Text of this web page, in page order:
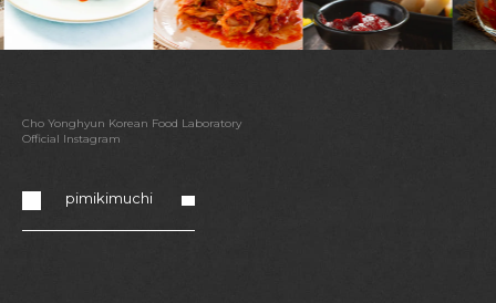
Cho Yonghyun Korean Food Laboratory
Official Instagram
pimikimuchi